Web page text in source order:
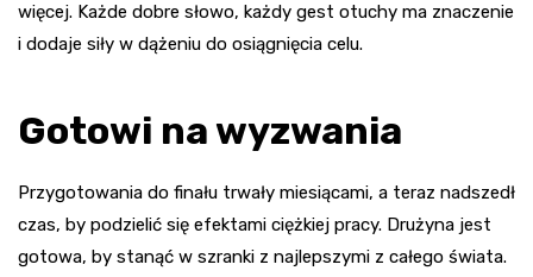
więcej. Każde dobre słowo, każdy gest otuchy ma znaczenie
i dodaje siły w dążeniu do osiągnięcia celu.
Gotowi na wyzwania
Przygotowania do finału trwały miesiącami, a teraz nadszedł
czas, by podzielić się efektami ciężkiej pracy. Drużyna jest
gotowa, by stanąć w szranki z najlepszymi z całego świata.